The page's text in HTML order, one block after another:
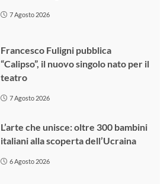
7 Agosto 2026
Francesco Fuligni pubblica
“Calipso”, il nuovo singolo nato per il
teatro
7 Agosto 2026
L’arte che unisce: oltre 300 bambini
italiani alla scoperta dell’Ucraina
6 Agosto 2026